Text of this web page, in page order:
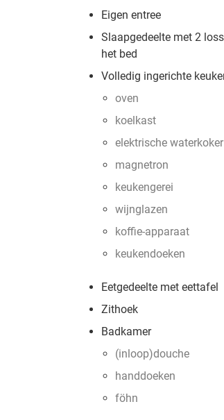
Eigen entree
Slaapgedeelte met 2
het bed
Volledig ingerichte
oven
koelkast
elektrische waterkoker
magnetron
keukengerei
wijnglazen
koffie-apparaat
keukendoeken
Eetgedeelte met eettafel
Zithoek
Badkamer
(inloop)douche
handdoeken
föhn